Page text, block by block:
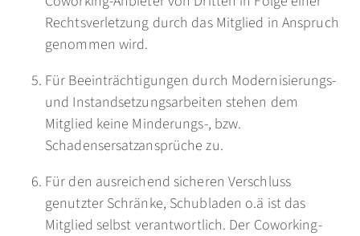
Rechtsverletzung durch das Mitglied in Anspruch
genommen wird.
Für Beeinträchtigungen durch Modernisierungs-
und Instandsetzungsarbeiten stehen dem
Mitglied keine Minderungs-, bzw.
Schadensersatzansprüche zu.
Für den ausreichend sicheren Verschluss
genutzter Schränke, Schubladen o.ä ist das
Mitglied selbst verantwortlich. Der Coworking-